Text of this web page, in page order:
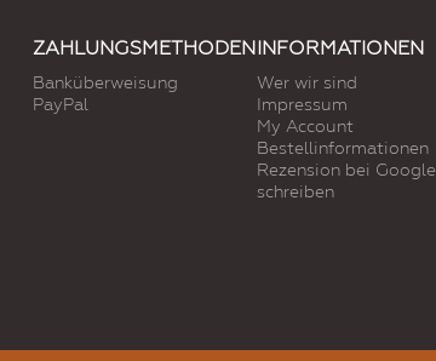
ZAHLUNGSMETHODEN
Banküberweisung
PayPal
INFORMATIONEN
Wer wir sind
Impressum
My Account
Bestellinformationen
Rezension bei Google
schreiben